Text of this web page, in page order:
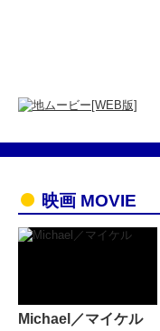
映画 MOVIE
Michael／マイケル